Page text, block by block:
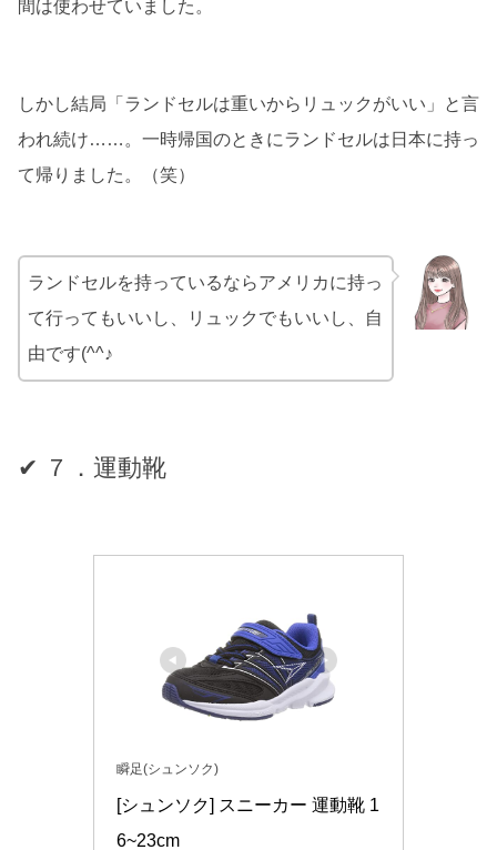
間は使わせていました。
しかし結局「ランドセルは重いからリュックがいい」と言
われ続け……。一時帰国のときにランドセルは日本に持っ
て帰りました。（笑）
ランドセルを持っているならアメリカに持っ
て行ってもいいし、リュックでもいいし、自
由です(^^♪
✔ ７．運動靴
瞬足(シュンソク)
[シュンソク] スニーカー 運動靴 1
6~23cm